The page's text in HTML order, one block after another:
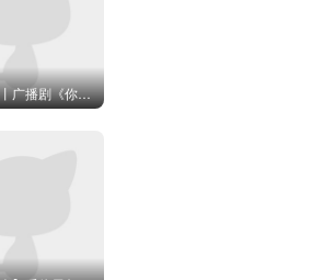
稚楚原著丨广播剧《你的雪人能活多久》第一季 · 第一集（上）· 当一个Beta决定相亲